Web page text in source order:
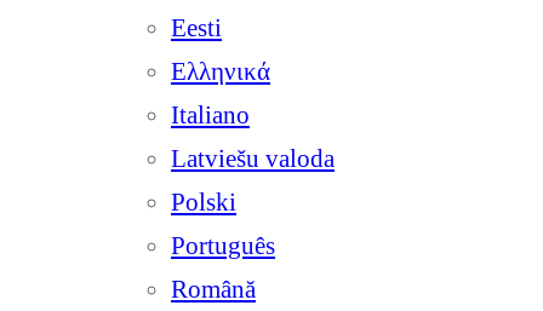
Eesti
Ελληνικά
Italiano
Latviešu valoda
Polski
Português
Română